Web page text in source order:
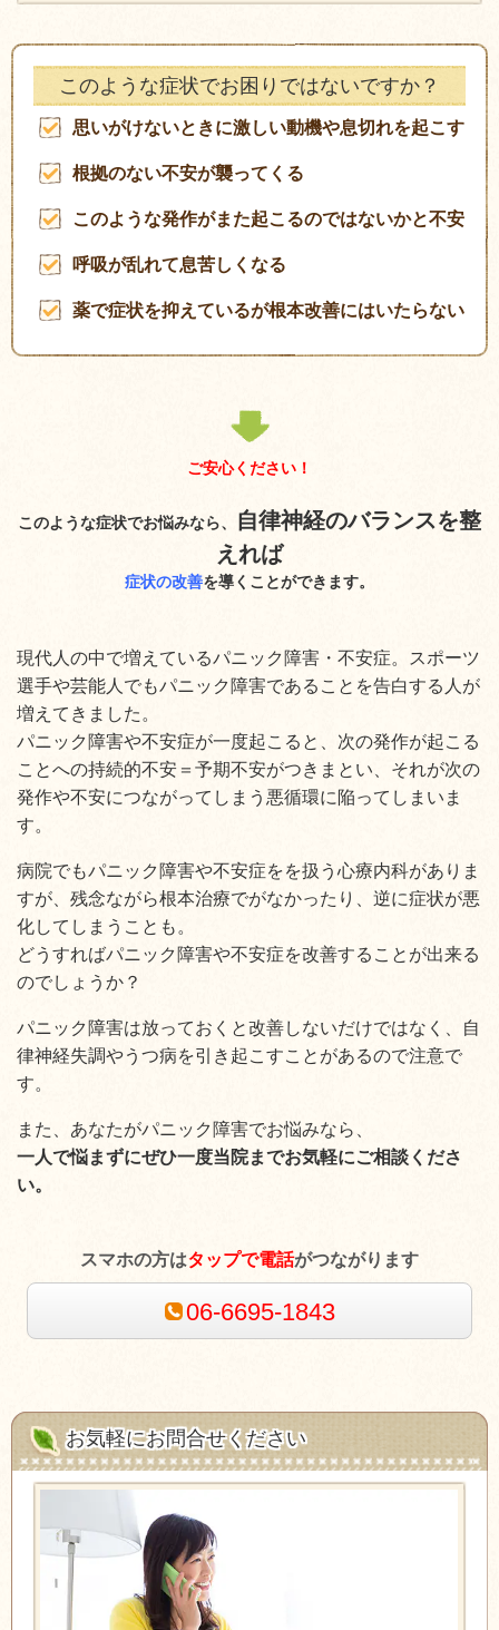
このような症状でお困りではないですか？
思いがけないときに激しい動機や息切れを起こす
根拠のない不安が襲ってくる
このような発作がまた起こるのではないかと不安
呼吸が乱れて息苦しくなる
薬で症状を抑えているが根本改善にはいたらない
ご安心ください！
このような症状でお悩みなら、
自律神経のバランスを整
えれば
症状の改善を導くことができます。
現代人の中で増えているパニック障害・不安症。スポーツ
選手や芸能人でもパニック障害であることを告白する人が
増えてきました。
パニック障害や不安症が一度起こると、次の発作が起こる
ことへの持続的不安＝予期不安がつきまとい、それが次の
発作や不安につながってしまう悪循環に陥ってしまいま
す。
病院でもパニック障害や不安症をを扱う心療内科がありま
すが、残念ながら根本治療でがなかったり、逆に症状が悪
化してしまうことも。
どうすればパニック障害や不安症を改善することが出来る
のでしょうか？
パニック障害は放っておくと改善しないだけではなく、自
律神経失調やうつ病を引き起こすことがあるので注意で
す。
また、あなたがパニック障害でお悩みなら、
一人で悩まずにぜひ一度当院までお気軽にご相談くださ
い。
スマホの方はタップで電話がつながります
06-6695-1843
お気軽にお問合せください